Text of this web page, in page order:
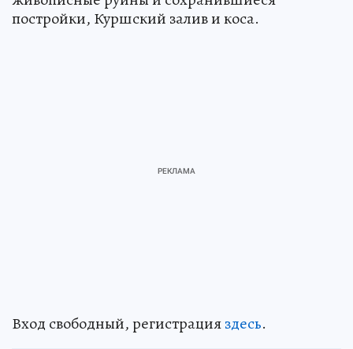
постройки, Куршский залив и коса.
Вход свободный, регистрацияздесь.